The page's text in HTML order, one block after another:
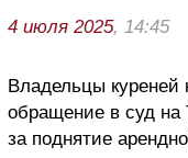
4 июля 2025, 14:45
Владельцы куреней
обращение в суд на
за поднятие